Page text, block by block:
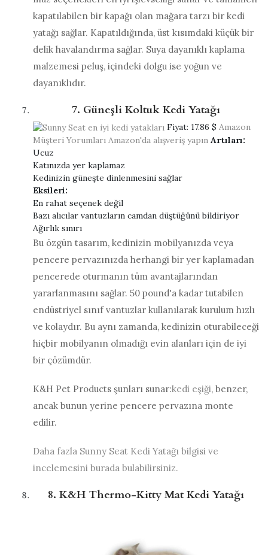
kapatılabilen bir kapağı olan mağara tarzı bir kedi
yatağı sağlar. Kapatıldığında, üst kısımdaki küçük bir
delik havalandırma sağlar. Suya dayanıklı kaplama
malzemesi peluş, içindeki dolgu ise yoğun ve
dayanıklıdır.
7. Güneşli Koltuk Kedi Yatağı
Fiyat: 17.86 $ Amazon
Müşteri Yorumları Amazon'da alışveriş yapın Artıları:
Ucuz
Katınızda yer kaplamaz
Kedinizin güneşte dinlenmesini sağlar
Eksileri:
En rahat seçenek değil
Bazı alıcılar vantuzların camdan düştüğünü bildiriyor
Ağırlık sınırı
Bu özgün tasarım, kedinizin mobilyanızda veya
pencere pervazınızda herhangi bir yer kaplamadan
pencerede oturmanın tüm avantajlarından
yararlanmasını sağlar. 50 pound'a kadar tutabilen
endüstriyel sınıf vantuzlar kullanılarak kurulum hızlı
ve kolaydır. Bu aynı zamanda, kedinizin oturabileceği
hiçbir mobilyanın olmadığı evin alanları için de iyi
bir çözümdür.
K&H Pet Products şunları sunar:kedi eşiği, benzer,
ancak bunun yerine pencere pervazına monte
edilir.
Daha fazla Sunny Seat Kedi Yatağı bilgisi ve
incelemesini burada bulabilirsiniz.
8. K&H Thermo-Kitty Mat Kedi Yatağı